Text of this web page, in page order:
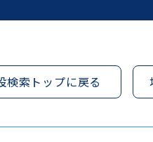
検索トップに戻る